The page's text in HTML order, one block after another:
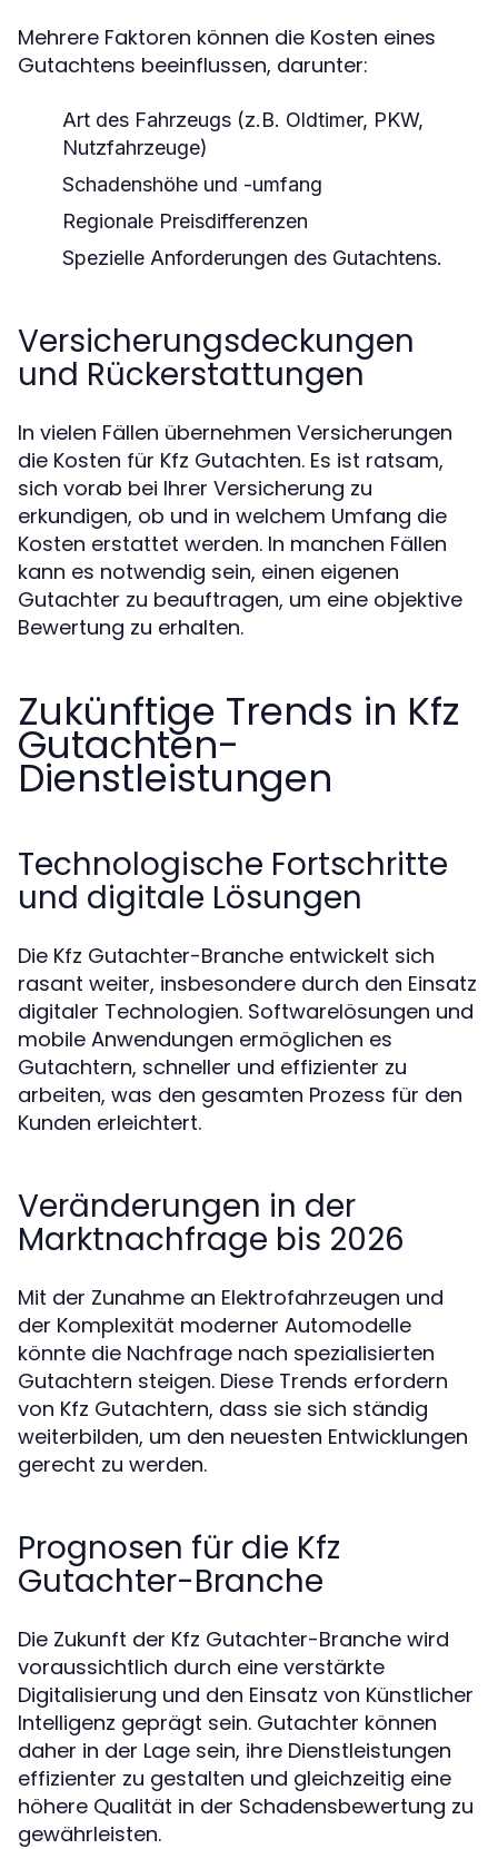
Mehrere Faktoren können die Kosten eines
Gutachtens beeinflussen, darunter:
Art des Fahrzeugs (z.B. Oldtimer, PKW,
Nutzfahrzeuge)
Schadenshöhe und -umfang
Regionale Preisdifferenzen
Spezielle Anforderungen des Gutachtens.
Versicherungsdeckungen
und Rückerstattungen
In vielen Fällen übernehmen Versicherungen
die Kosten für Kfz Gutachten. Es ist ratsam,
sich vorab bei Ihrer Versicherung zu
erkundigen, ob und in welchem Umfang die
Kosten erstattet werden. In manchen Fällen
kann es notwendig sein, einen eigenen
Gutachter zu beauftragen, um eine objektive
Bewertung zu erhalten.
Zukünftige Trends in Kfz
Gutachten-
Dienstleistungen
Technologische Fortschritte
und digitale Lösungen
Die Kfz Gutachter-Branche entwickelt sich
rasant weiter, insbesondere durch den Einsatz
digitaler Technologien. Softwarelösungen und
mobile Anwendungen ermöglichen es
Gutachtern, schneller und effizienter zu
arbeiten, was den gesamten Prozess für den
Kunden erleichtert.
Veränderungen in der
Marktnachfrage bis 2026
Mit der Zunahme an Elektrofahrzeugen und
der Komplexität moderner Automodelle
könnte die Nachfrage nach spezialisierten
Gutachtern steigen. Diese Trends erfordern
von Kfz Gutachtern, dass sie sich ständig
weiterbilden, um den neuesten Entwicklungen
gerecht zu werden.
Prognosen für die Kfz
Gutachter-Branche
Die Zukunft der Kfz Gutachter-Branche wird
voraussichtlich durch eine verstärkte
Digitalisierung und den Einsatz von Künstlicher
Intelligenz geprägt sein. Gutachter können
daher in der Lage sein, ihre Dienstleistungen
effizienter zu gestalten und gleichzeitig eine
höhere Qualität in der Schadensbewertung zu
gewährleisten.